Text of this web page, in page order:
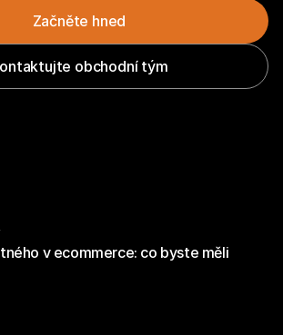
Začněte hned
obchodní tým
v ecommerce: co byste měli